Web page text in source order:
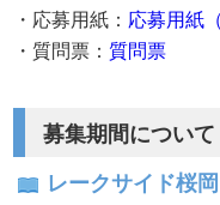
・応募用紙： 応募用紙
・質問票： 質問票
募集期間について
レークサイド桜